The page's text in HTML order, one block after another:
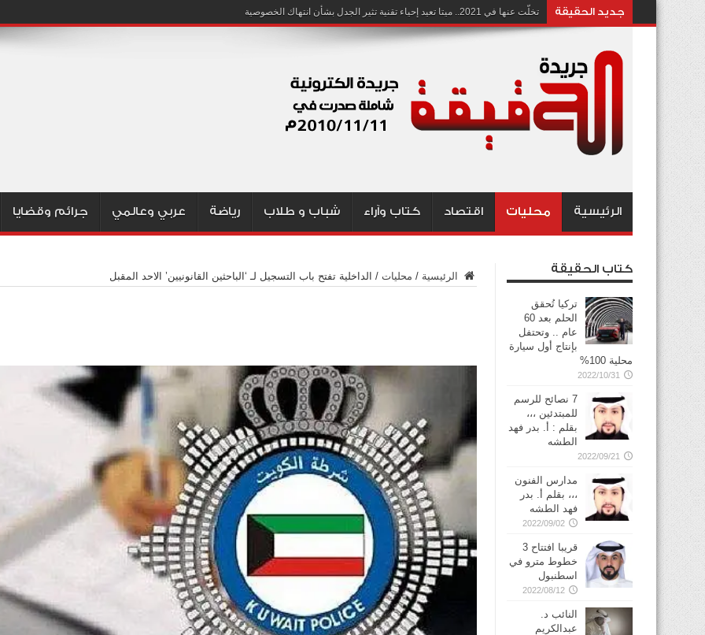
جديد الحقيقة تخلّت عنها في 2021.. ميتا تعيد إحياء تقنية تثير الجدل بشأن انتهاك الخصوصية
الرئيسية محليات اقتصاد كتاب وآراء شباب و طلاب رياضة عربي وعالمي جرائم وقضايا
الرئيسية / محليات / الداخلية تفتح باب التسجيل لـ ‘الباحثين القانونيين’ الاحد المقبل
كتاب الحقيقة
تركيا تُحقق
الحلم بعد 60
عام .. وتحتفل
بإنتاج أول سيارة
محلية 100%
2022/10/31
7 نصائح للرسم
للمبتدئين ،،،
بقلم : أ. بدر فهد
الطشه
2022/09/21
مدارس الفنون
،،، بقلم أ. بدر
فهد الطشه
2022/09/02
قريبا افتتاح 3
خطوط مترو في
2022/08/12
النائب د.
عبدالكريم